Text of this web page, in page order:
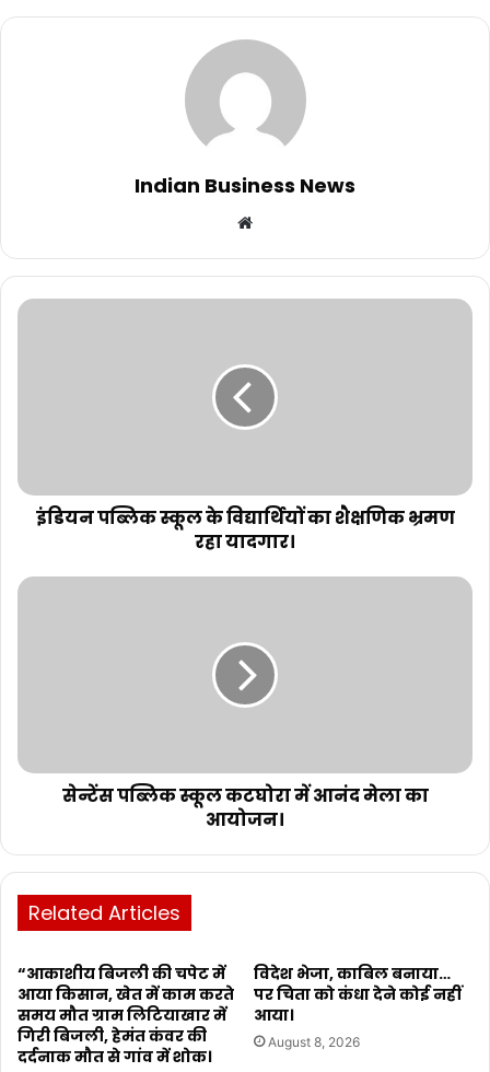
Indian Business News
Website
इंडियन पब्लिक स्कूल के विद्यार्थियों का शैक्षणिक भ्रमण
रहा यादगार।
सेन्टेंस पब्लिक स्कूल कटघोरा में आनंद मेला का
आयोजन।
Related Articles
“आकाशीय बिजली की चपेट में
आया किसान, खेत में काम करते
समय मौत ग्राम लिटियाखार में
गिरी बिजली, हेमंत कंवर की
दर्दनाक मौत से गांव में शोक।
विदेश भेजा, काबिल बनाया…
पर चिता को कंधा देने कोई नहीं
आया।
August 8, 2026